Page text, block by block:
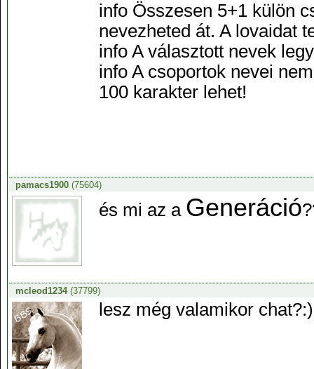
info Összesen 5+1 külön
nevezheted át. A lovaidat
info A választott nevek
info A csoportok nevei
100 karakter lehet!
pamacs1900(75604)
és mi az a Generáció
mcleod1234(37799)
lesz még valamikor chat?:)